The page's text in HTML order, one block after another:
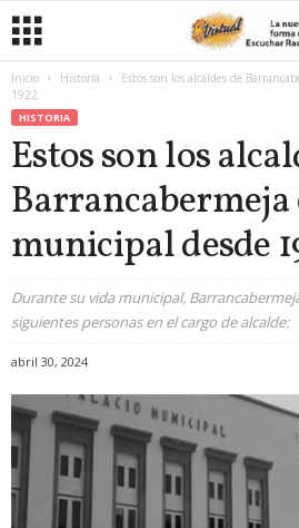
Inicio Historia
Estos son los alcaldes de
1922
HISTORIA
Estos son los
Barrancabermeja
municipal desde
Durante su vida municipal,
siguientes personas en el cargo de alcalde:
abril 30, 2024